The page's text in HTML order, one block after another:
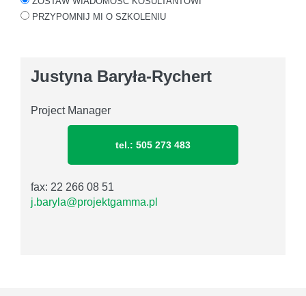
PRZYPOMNIJ MI O SZKOLENIU
Justyna Baryła-Rychert
Project Manager
tel.: 505 273 483
fax: 22 266 08 51
j.baryla@projektgamma.pl